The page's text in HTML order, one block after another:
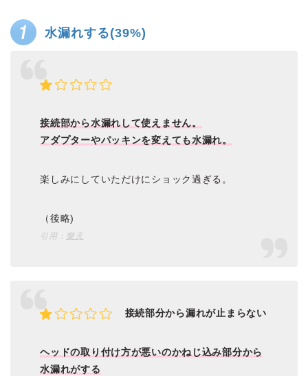
水漏れする(39%)
接続部から水漏れして使えません。
アダプターやパッキンを変えても水漏れ。
楽しみにしていただけにショック過ぎる。
（後略)
引用： 樂天
接続部分から漏れが止まらない
ヘッドの取り付け方が悪いのかねじ込み部分から
水漏れがする